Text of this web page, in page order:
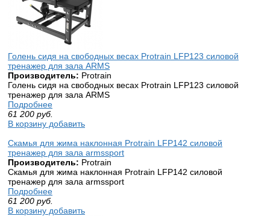
Голень сидя на свободных весах Protrain LFP123 силовой
тренажер для зала ARMS
Производитель: Protrain
Голень сидя на свободных весах Protrain LFP123 силовой
тренажер для зала ARMS
Подробнее
61 200 руб.
В корзину добавить
Скамья для жима наклонная Protrain LFP142 силовой
тренажер для зала armssport
Производитель: Protrain
Скамья для жима наклонная Protrain LFP142 силовой
тренажер для зала armssport
Подробнее
61 200 руб.
В корзину добавить